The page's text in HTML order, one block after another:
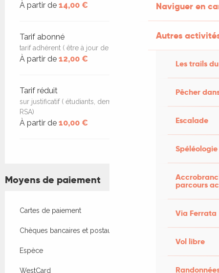
Naviguer en
Autres
Les trails
Pêcher
Escalade
Spéléologie
parcours
Via Ferrata
Vol libre
À partir de 14,00 €
Tarif abonné
tarif adhérent ( être à jour de sa cotisation ) : 12€
À partir de 12,00 €
Tarif réduit
sur justificatif ( étudiants, demandeurs d’emploi,-16 ans,
RSA)
À partir de 10,00 €
Moyens de paiement
Cartes de paiement
Chèques bancaires et postaux
Espèce
WestCard